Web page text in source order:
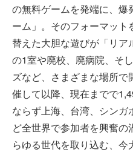
の無料ゲームを発端に、
ーム」。そのフォーマット
替えた大胆な遊びが「リ
の1室や廃校、廃病院、そ
ズなど、さまざまな場所
催して以降、現在までで
ならず上海、台湾、シン
ど全世界で参加者を興奮
らゆる世代を取り込む、今